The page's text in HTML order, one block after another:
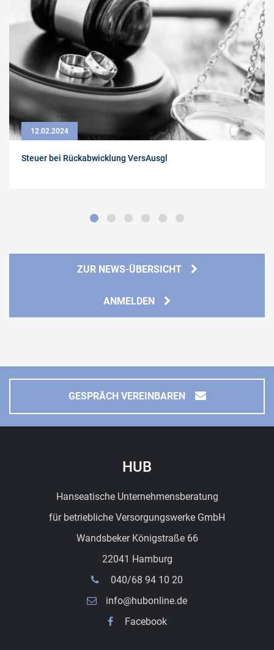
12.02.2024
Steuer bei Rückabwicklung VersAusgl
ZUR NEWS-ÜBERSICHT
ANMELDEN
GESPRÄCH VEREINBAREN
HUB
Hanseatische Unternehmensberatung
für betriebliche Versorgungswerke GmbH
Wandsbeker Königstraße 66
22041 Hamburg
040/68 94 10 20
info@hubonline.de
Facebook